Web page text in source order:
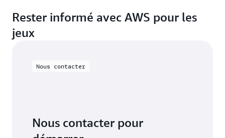
Rester informé avec AWS pour les
jeux
Nous contacter
Nous contacter pour